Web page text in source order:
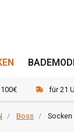
für 21
Boss Socken